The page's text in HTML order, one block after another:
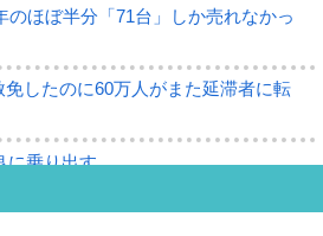
のほぼ半分「71台」しか売れなかっ
したのに60万人がまた延滞者に転
に乗り出す。